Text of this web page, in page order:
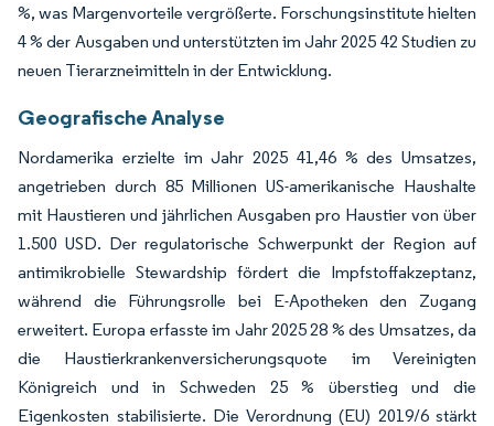
%, was Margenvorteile vergrößerte. Forschungsinstitute hielten
4 % der Ausgaben und unterstützten im Jahr 2025 42 Studien zu
neuen Tierarzneimitteln in der Entwicklung.
Geografische Analyse
Nordamerika erzielte im Jahr 2025 41,46 % des Umsatzes,
angetrieben durch 85 Millionen US-amerikanische Haushalte
mit Haustieren und jährlichen Ausgaben pro Haustier von über
1.500 USD. Der regulatorische Schwerpunkt der Region auf
antimikrobielle Stewardship fördert die Impfstoffakzeptanz,
während die Führungsrolle bei E-Apotheken den Zugang
erweitert. Europa erfasste im Jahr 2025 28 % des Umsatzes, da
die Haustierkrankenversicherungsquote im Vereinigten
Königreich und in Schweden 25 % überstieg und die
Eigenkosten stabilisierte. Die Verordnung (EU) 2019/6 stärkt